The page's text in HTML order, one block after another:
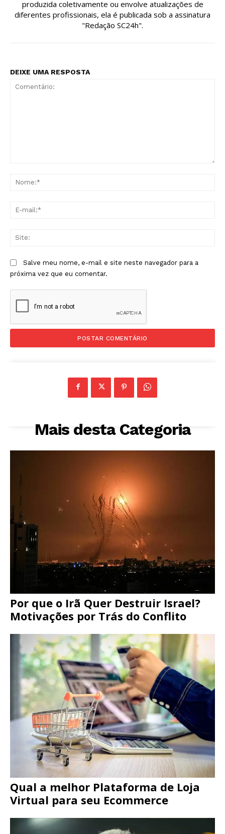
produzida coletivamente ou envolve atualizações de
diferentes profissionais, ela é publicada sob a assinatura
"Redação SC24h".
DEIXE UMA RESPOSTA
Salve meu nome, e-mail e site neste navegador para a
próxima vez que eu comentar.
Mais desta Categoria
Por que o Irã Quer Destruir Israel?
Motivações por Trás do Conflito
Qual a melhor Plataforma de Loja
Virtual para seu Ecommerce